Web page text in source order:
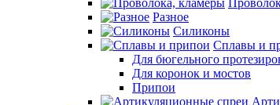
Разное
Силиконы
Сплавы и
Для бюгельного
Для коронок и мостов
Припои